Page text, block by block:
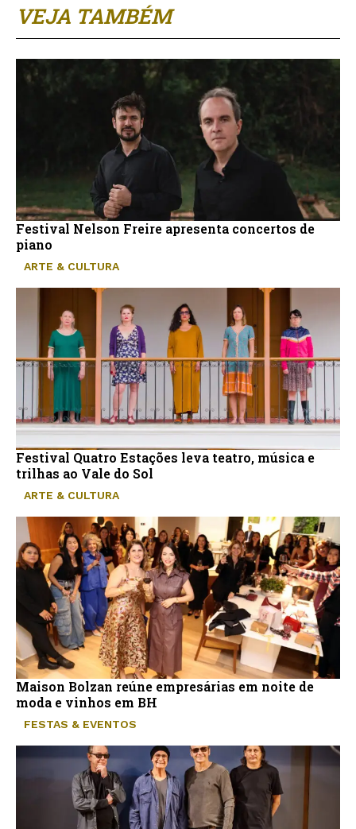
VEJA TAMBÉM
Festival Nelson Freire apresenta concertos de
piano
ARTE & CULTURA
Festival Quatro Estações leva teatro, música e
trilhas ao Vale do Sol
ARTE & CULTURA
Maison Bolzan reúne empresárias em noite de
moda e vinhos em BH
FESTAS & EVENTOS